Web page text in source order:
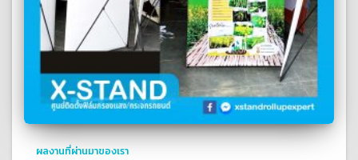
ผลงานที่ผ่านมาของเรา